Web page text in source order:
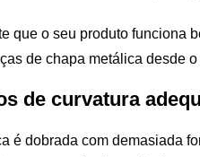
que o seu produto funciona
de chapa metálica desde
de curvatura
é dobrada com demasiada